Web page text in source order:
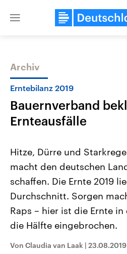
Close
Themen
Landtagswahl Sachsen-Anhalt
2026
Alle Informationen
Sachsen-Anhalt wählt am 6.
September 2026 einen neuen
Landtag. Seit 2021 wird das
Bundesland von einer Koalition aus
CDU, SPD und FDP regiert.-
Umfragen, Prognosen,
Wahlprogramme, aktuelle Berichte
Archiv
Erntebilanz 2019
Bauernverband
Ernteausfälle
Hitze, Dürre und
macht den deutschen
schaffen. Die Ernte 2019
Durchschnitt. Sorgen
Raps – hier ist die Ernte
die Hälfte eingebrochen.
Von Claudia van Laak | 23.08.2019